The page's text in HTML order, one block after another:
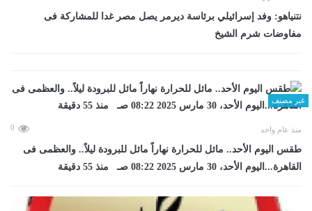
نتنياهو: وفد إسرائيلي برئاسة ديرمر يصل مصر غدا للمشاركة فى
مفاوضات شرم الشيخ
غير مصنف
منذ عام واحد 0
طقس اليوم الأحد.. مائل للحرارة نهاراً مائل للبرودة ليلاً.. والعظمى فى
القاهرة...اليوم الأحد، 30 مارس 2025 08:22 صـ منذ 55 دقيقة